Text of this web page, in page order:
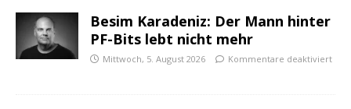
Besim Karadeniz: Der Mann hinter
PF-Bits lebt nicht mehr
Mittwoch, 5. August 2026 Kommentare deaktiviert